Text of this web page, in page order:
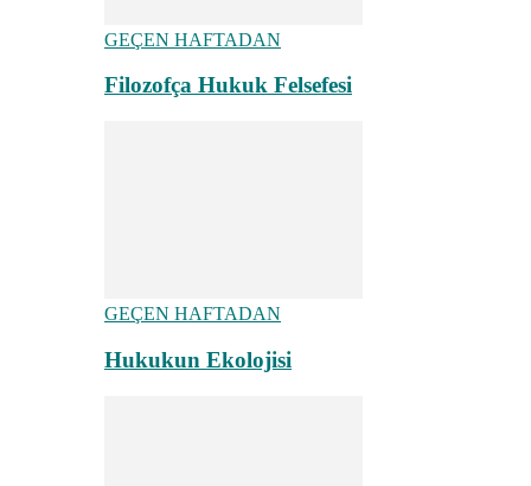
GEÇEN HAFTADAN
Filozofça Hukuk Felsefesi
GEÇEN HAFTADAN
Hukukun Ekolojisi